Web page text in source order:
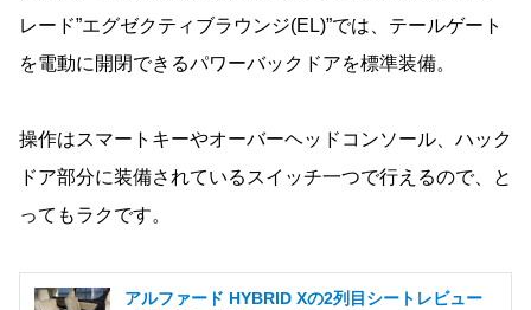
レード”エグゼクティブラウンジ(EL)”では、テールゲート
を電動に開閉できるパワーバックドアを標準装備。
操作はスマートキーやオーバーヘッドコンソール、ハック
ドア部分に装備されているスイッチ一つで行えるので、と
ってもラクです。
アルファード HYBRID Xの2列目シートレビュー